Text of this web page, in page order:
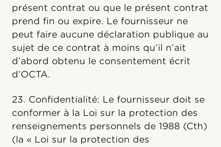
présent contrat ou que le présent contrat
prend fin ou expire. Le fournisseur ne
peut faire aucune déclaration publique au
sujet de ce contrat à moins qu’il n’ait
d’abord obtenu le consentement écrit
d’OCTA.
23. Confidentialité: Le fournisseur doit se
conformer à la Loi sur la protection des
renseignements personnels de 1988 (Cth)
(la « Loi sur la protection des